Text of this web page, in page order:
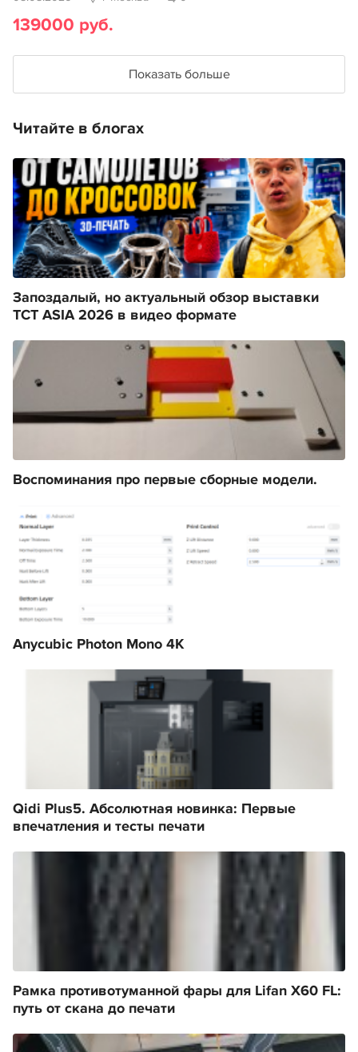
139000 руб.
Показать больше
Читайте в блогах
Запоздалый, но актуальный обзор выставки
TCT ASIA 2026 в видео формате
Воспоминания про первые сборные модели.
Anycubic Photon Mono 4K
Qidi Plus5. Абсолютная новинка: Первые
впечатления и тесты печати
Рамка противотуманной фары для Lifan X60 FL:
путь от скана до печати